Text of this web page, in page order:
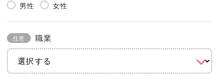
男性 女性
任意 職業